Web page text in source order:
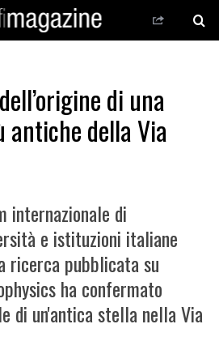
di una
antiche della Via
internazionale di
e istituzioni italiane
ricerca pubblicata su
ha confermato
di un'antica stella nella Via